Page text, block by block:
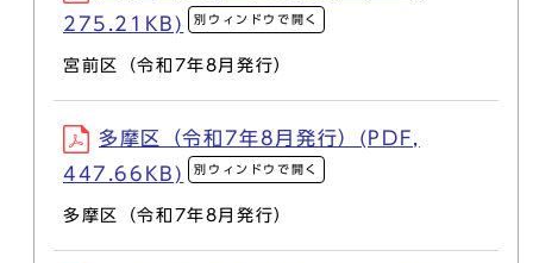
275.21KB)
別ウィンドウで開く
宮前区（令和7年8月発行）
多摩区（令和7年8月発行）(PDF,
447.66KB)
別ウィンドウで開く
多摩区（令和7年8月発行）